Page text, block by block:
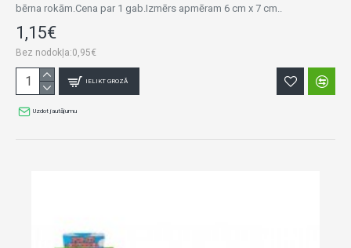
bērna rokām.Cena par 1 gab.Izmērs apmēram 6 cm x 7 cm..
1,15€
Bez nodokļa:0,95€
IELIKT GROZĀ
Uzdot jautājumu